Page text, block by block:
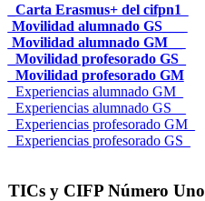
_Carta Erasmus+ del cifpn1
Movilidad alumnado GS___
Movilidad alumnado GM__
_Movilidad profesorado GS_
_Movilidad profesorado GM
_Experiencias alumnado GM_
_Experiencias alumnado GS__
_Experiencias profesorado GM_
_Experiencias profesorado GS_
TICs y CIFP Número Uno